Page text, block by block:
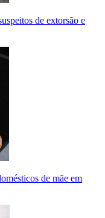
de extorsão e
de mãe em